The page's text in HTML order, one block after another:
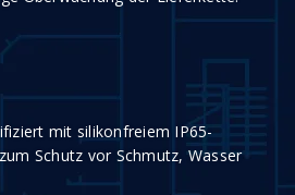
mit silikonfreiem IP65-
Schutz vor Schmutz, Wasser